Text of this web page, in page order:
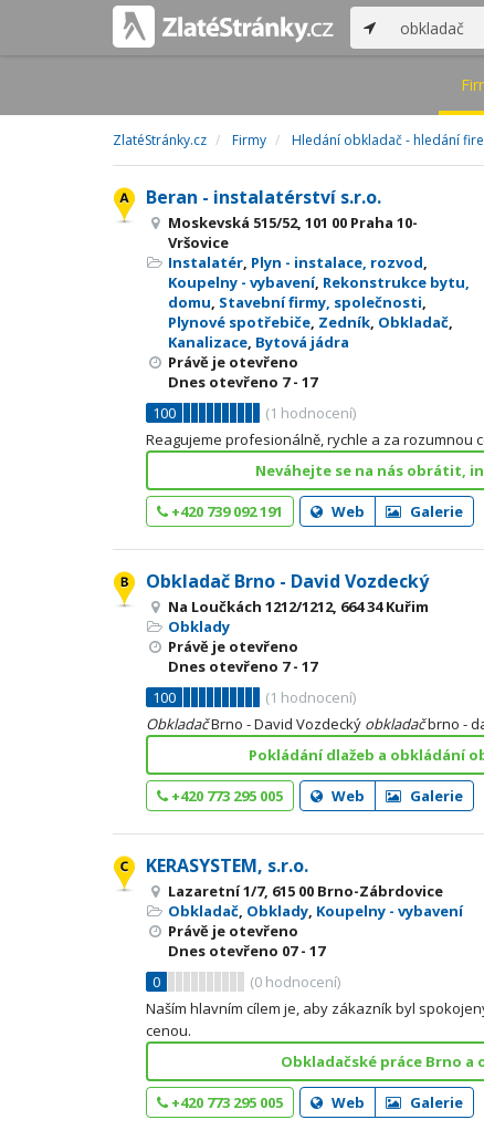
ZlatéStránky.cz Firmy Hledání obkladač - hledání
Beran - instalatérství s.r.o.
Moskevská 515/52, 101 00 Praha 10-
Vršovice
Instalatér, Plyn - instalace, rozvod,
Koupelny - vybavení, Rekonstrukce bytu,
domu, Stavební firmy, společnosti,
Plynové spotřebiče, Zedník, Obkladač,
Kanalizace, Bytová jádra
Právě je otevřeno
Dnes otevřeno 7 - 17
100
(1 hodnocení)
Reagujeme profesionálně, rychle a za rozumnou
Neváhejte se na nás obrátit,
+420 739 092 191 Web Galerie
Obkladač Brno - David Vozdecký
Na Loučkách 1212/1212, 664 34 Kuřim
Obklady
Právě je otevřeno
Dnes otevřeno 7 - 17
100
(1 hodnocení)
ObkladačBrno - David Vozdecký obkladačbrno -
Pokládání dlažeb a obkládání
+420 773 295 005 Web Galerie
KERASYSTEM, s.r.o.
Lazaretní 1/7, 615 00 Brno-Zábrdovice
Obkladač, Obklady, Koupelny - vybavení
Právě je otevřeno
Dnes otevřeno 07 - 17
0
(0 hodnocení)
Naším hlavním cílem je, aby zákazník byl
cenou.
Obkladačské práce Brno a
+420 773 295 005 Web Galerie